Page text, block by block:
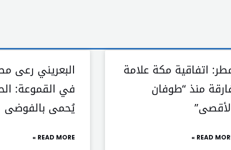
اتفاقية مكة علامة
منذ “طوفان
READ MORE
البعريني رعى
في القموعة:
يُحمى بالفوضى
READ MORE »